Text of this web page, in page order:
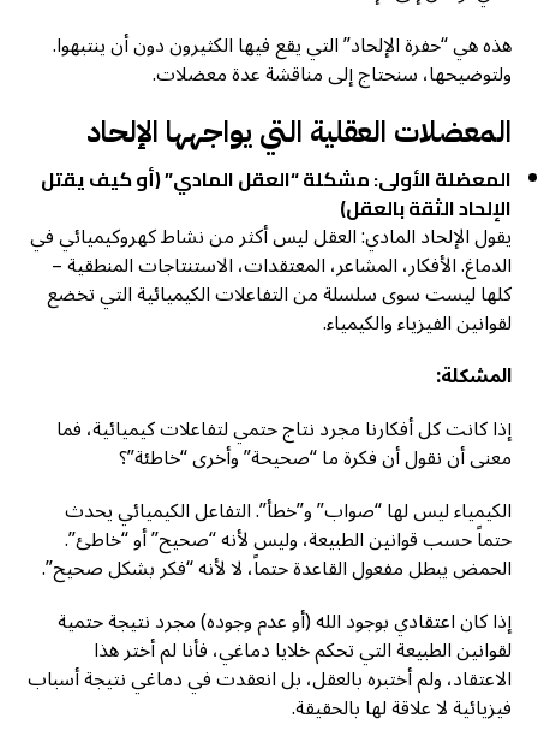
هذه هي “حفرة الإلحاد” التي يقع فيها الكثيرون دون أن ينتبهوا.
ولتوضيحها، سنحتاج إلى مناقشة عدة معضلات.
المعضلات العقلية التي يواجهها الإلحاد
المعضلة الأولى: مشكلة “العقل المادي” (أو كيف يقتل
الإلحاد الثقة بالعقل)
يقول الإلحاد المادي: العقل ليس أكثر من نشاط كهروكيميائي في
الدماغ. الأفكار، المشاعر، المعتقدات، الاستنتاجات المنطقية –
كلها ليست سوى سلسلة من التفاعلات الكيميائية التي تخضع
لقوانين الفيزياء والكيمياء.
المشكلة:
إذا كانت كل أفكارنا مجرد نتاج حتمي لتفاعلات كيميائية، فما
معنى أن نقول أن فكرة ما “صحيحة” وأخرى “خاطئة”؟
الكيمياء ليس لها “صواب” و”خطأ”. التفاعل الكيميائي يحدث
حتماً حسب قوانين الطبيعة، وليس لأنه “صحيح” أو “خاطئ”.
الحمض يبطل مفعول القاعدة حتماً، لا لأنه “فكر بشكل صحيح”.
إذا كان اعتقادي بوجود الله (أو عدم وجوده) مجرد نتيجة حتمية
لقوانين الطبيعة التي تحكم خلايا دماغي، فأنا لم أختر هذا
الاعتقاد، ولم أختبره بالعقل، بل انعقدت في دماغي نتيجة أسباب
فيزيائية لا علاقة لها بالحقيقة.